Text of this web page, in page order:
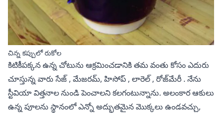
చిన్న కప్పులో రుకోల
కిటికీపక్కన ఉన్న చోటును ఆక్రమించడానికి తమ వంతు కోసం ఎదురు
చూస్తున్న వారుసేజ్, మేజరమ్, హిసోప్ , లారెల్, రోజ్‌మేరీ . నేను
స్టీవియా విత్తనాల నుండిపెంచాలని కలగంటున్నాను. అలంకార ఆకులు
ఉన్న పూలను స్థానంలో ఎన్నో అద్భుతమైన మొక్కలు ఉండవచ్చు,